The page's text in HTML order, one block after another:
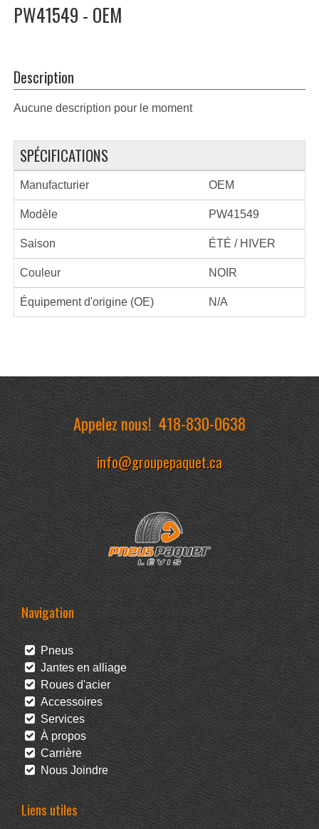
PW41549 - OEM
Description
Aucune description pour le moment
SPÉCIFICATIONS
Manufacturier OEM
Modèle PW41549
Saison ÉTÉ / HIVER
Couleur NOIR
Équipement d'origine (OE) N/A
Appelez nous!418-830-0638
info@groupepaquet.ca
Navigation
Pneus
Jantes en alliage
Roues d'acier
Accessoires
Services
À propos
Carrière
Nous Joindre
Liens utiles